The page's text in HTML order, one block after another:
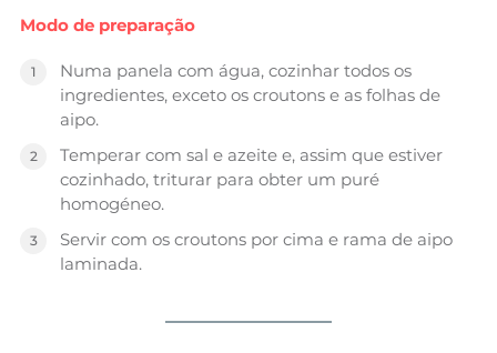
Modo de preparação
Numa panela com água, cozinhar todos os
ingredientes, exceto os croutons e as folhas de
aipo.
Temperar com sal e azeite e, assim que estiver
cozinhado, triturar para obter um puré
homogéneo.
Servir com os croutons por cima e rama de aipo
laminada.